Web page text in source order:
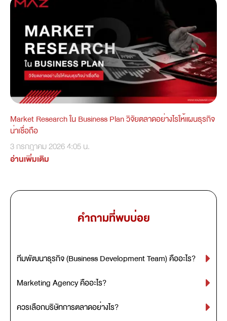
Market Research ใน Business Plan วิจัยตลาดอย่างไรให้แผนธุรกิจ
น่าเชื่อถือ
3 กรกฎาคม 20264:05 น.
อ่านเพิ่มเติม
คำถามที่พบบ่อย
ทีมพัฒนาธุรกิจ (Business Development Team) คืออะไร?
Marketing Agency คืออะไร?
ควรเลือกบริษัทการตลาดอย่างไร?